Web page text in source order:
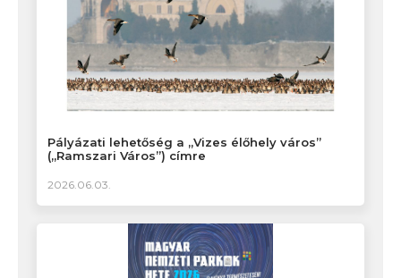
Pályázati lehetőség a „Vizes élőhely város”
(„Ramszari Város”) címre
2026.06.03.